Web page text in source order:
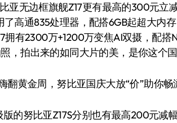
无边框旗舰Z17更有最高的300元立
了高通835处理器，配搭6GB起超大内
拥有2300万+1200万变焦AI双摄，配搭
，拍出来的如同大片的美，是你这个
努比亚Z17S分别也有最高200元减幅